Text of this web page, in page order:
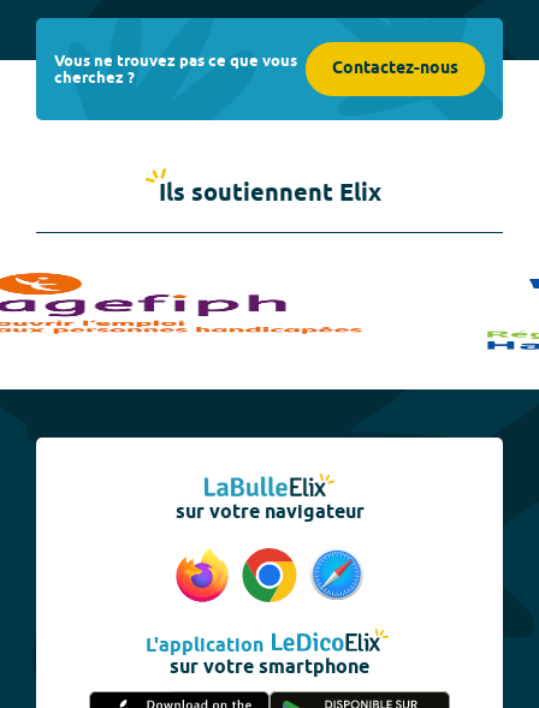
Vous ne trouvez pas ce que vous
cherchez ? Contactez-nous
Ils soutiennent Elix
sur votre navigateur
L'application
sur votre smartphone